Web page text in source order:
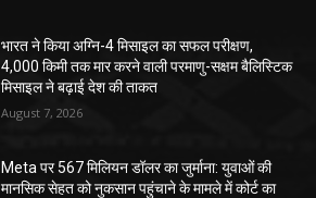
भारत ने किया अग्नि-4 मिसाइल का सफल परीक्षण,
4,000 किमी तक मार करने वाली परमाणु-सक्षम बैलिस्टिक
मिसाइल ने बढ़ाई देश की ताकत
August 7, 2026
Meta पर 567 मिलियन डॉलर का जुर्माना: युवाओं की
मानसिक सेहत को नुकसान पहुंचाने के मामले में कोर्ट का